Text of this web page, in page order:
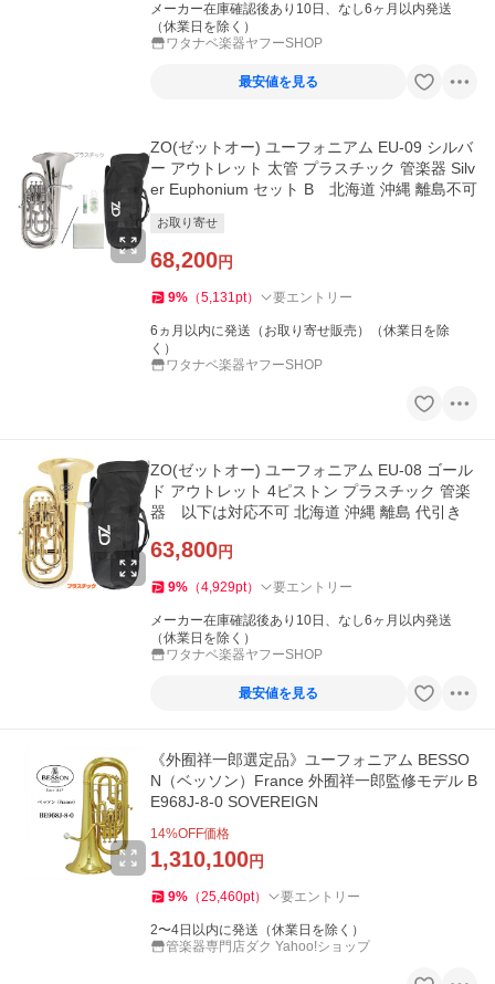
メーカー在庫確認後あり10日、なし6ヶ月以内発送
（休業日を除く）
ワタナベ楽器ヤフーSHOP
最安値を見る
ZO(ゼットオー) ユーフォニアム EU-09 シルバ
ー アウトレット 太管 プラスチック 管楽器 Silv
er Euphonium セット B 北海道 沖縄 離島不可
お取り寄せ
68,200円
9% （5,131pt） 要エントリー
6ヵ月以内に発送（お取り寄せ販売）（休業日を除
く）
ワタナベ楽器ヤフーSHOP
ZO(ゼットオー) ユーフォニアム EU-08 ゴール
ド アウトレット 4ピストン プラスチック 管楽
器 以下は対応不可 北海道 沖縄 離島 代引き
63,800円
9% （4,929pt） 要エントリー
メーカー在庫確認後あり10日、なし6ヶ月以内発送
（休業日を除く）
ワタナベ楽器ヤフーSHOP
最安値を見る
《外囿祥一郎選定品》ユーフォニアム BESSO
N（ベッソン）France 外囿祥一郎監修モデル B
E968J-8-0 SOVEREIGN
14%OFF価格
1,310,100円
9% （25,460pt） 要エントリー
2〜4日以内に発送（休業日を除く）
管楽器専門店ダク Yahoo!ショップ